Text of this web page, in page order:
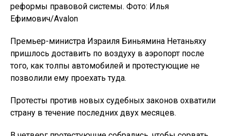
реформы правовой системы. Фото: Илья
Ефимович/Avalon
Премьер-министра Израиля Биньямина Нетаньяху
пришлось доставить по воздуху в аэропорт после
того, как толпы автомобилей и протестующие не
позволили ему проехать туда.
Протесты против новых судебных законов охватили
страну в течение последних двух месяцев.